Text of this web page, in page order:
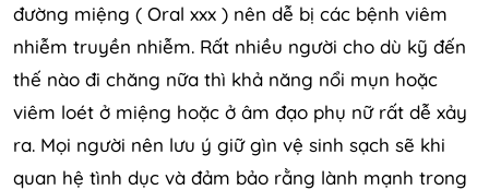
đường miệng ( Oral xxx ) nên dễ bị các bệnh viêm
nhiễm truyền nhiễm. Rất nhiều người cho dù kỹ đến
thế nào đi chăng nữa thì khả năng nổi mụn hoặc
viêm loét ở miệng hoặc ở âm đạo phụ nữ rất dễ xảy
ra. Mọi người nên lưu ý giữ gìn vệ sinh sạch sẽ khi
quan hệ tình dục và đảm bảo rằng lành mạnh trong